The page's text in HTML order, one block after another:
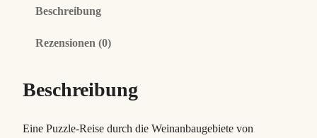
z
l
Beschreibung
Rezensionen (0)
Beschreibung
Eine Puzzle-Reise durch die Weinanbaugebiete von